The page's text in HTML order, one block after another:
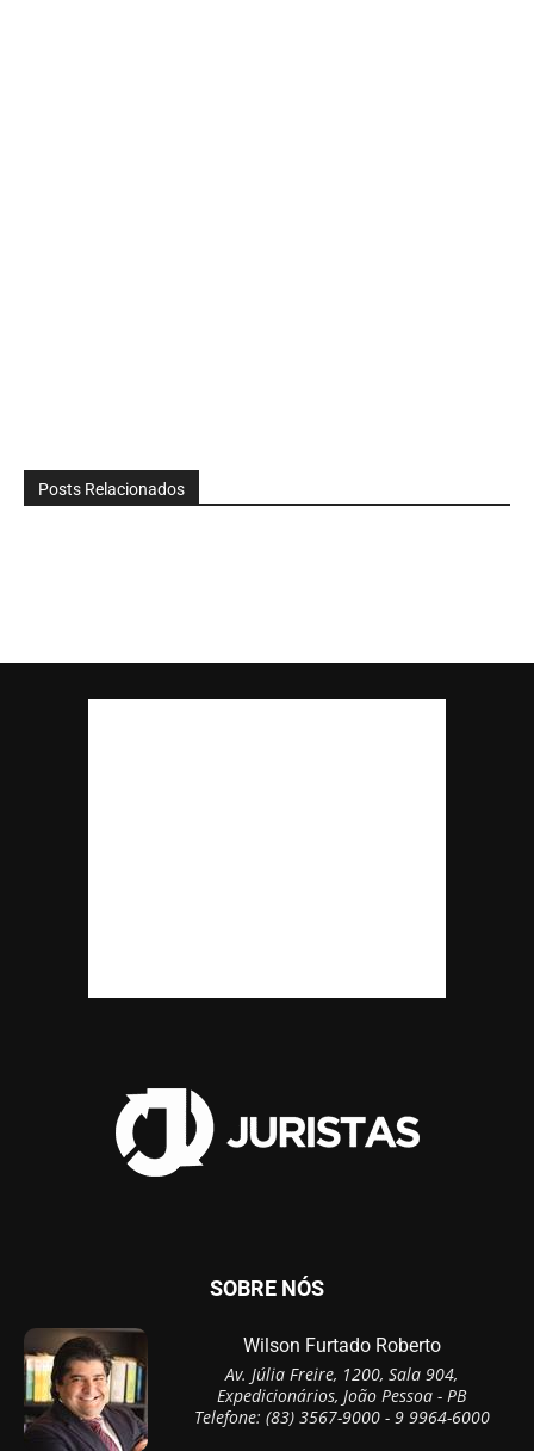
Posts Relacionados
SOBRE NÓS
Wilson Furtado Roberto
Av. Júlia Freire, 1200, Sala 904,
Expedicionários, João Pessoa - PB
Telefone: (83) 3567-9000 - 9 9964-6000